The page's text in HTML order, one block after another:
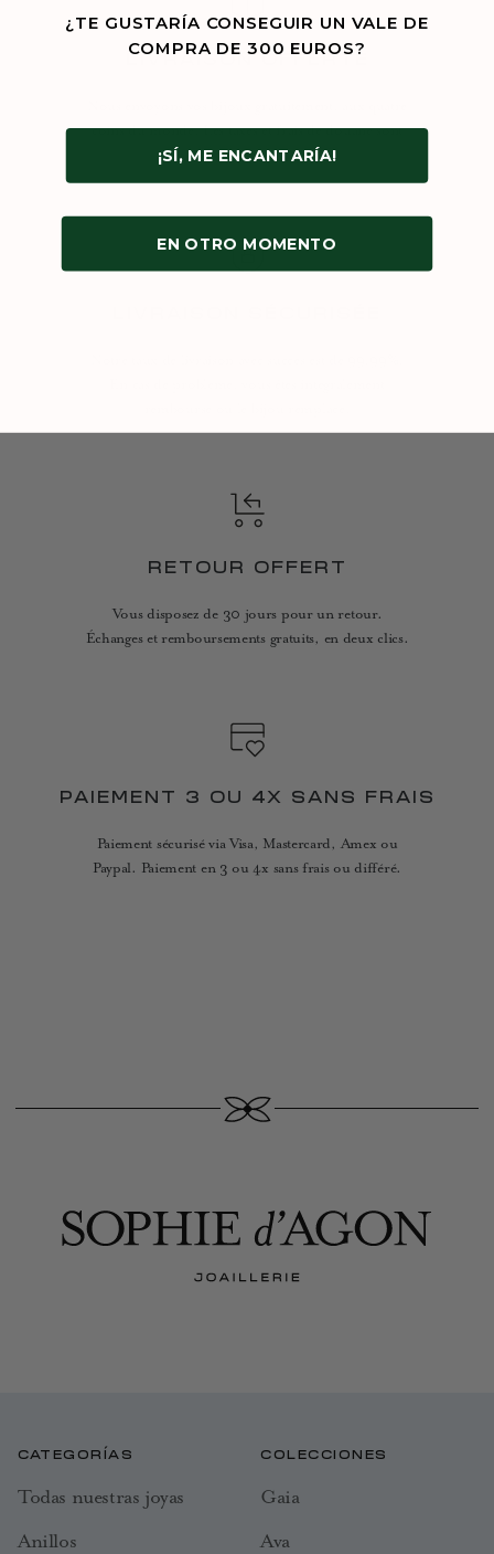
coins du monde. Les taxes et frais de douane sont
inclus.
RETOUR OFFERT
Vous disposez de 30 jours pour un retour.
Échanges et remboursements gratuits, en deux clics.
PAIEMENT 3 OU 4X SANS FRAIS
Paiement sécurisé via Visa, Mastercard, Amex ou
Paypal. Paiement en 3 ou 4x sans frais ou différé.
CATEGORÍAS
Todas nuestras joyas
Anillos
COLECCIONES
Gaia
Ava
¿TE GUSTARÍA CONSEGUIR UN VALE DE
COMPRA DE 300 EUROS?
¡SÍ, ME ENCANTARÍA!
EN OTRO MOMENTO